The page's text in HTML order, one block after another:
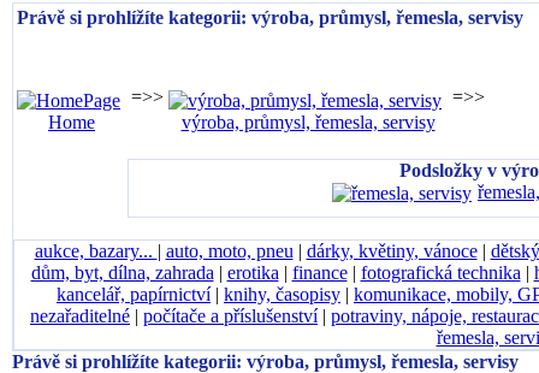
Právě si prohlížíte kategorii: výroba, průmysl, řemesla, servisy
Home
=>>
výroba, průmysl, řemesla, servisy
=>>
Podsložky v
aukce, bazary... | auto, moto, pneu | dárky, květiny, vánoce|
dům, byt, dílna, zahrada | erotika | finance| fotografická technika |
kancelář, papírnictví| knihy, časopisy | komunikace, mobily,
nezařaditelné | počítače a příslušenství| potraviny, nápoje,
řemesla,
Právě si prohlížíte kategorii: výroba, průmysl, řemesla, servisy